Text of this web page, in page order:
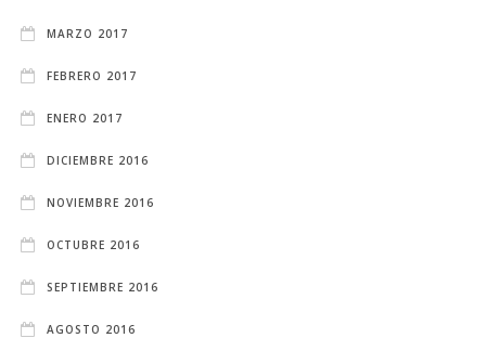
MARZO 2017
FEBRERO 2017
ENERO 2017
DICIEMBRE 2016
NOVIEMBRE 2016
OCTUBRE 2016
SEPTIEMBRE 2016
AGOSTO 2016